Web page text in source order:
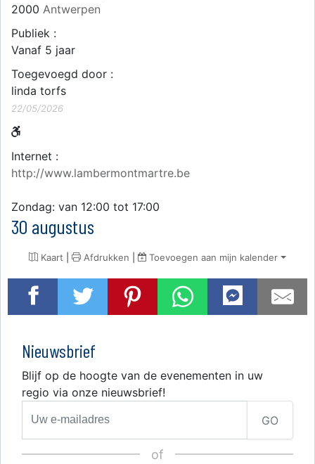
2000 Antwerpen
Publiek :
Vanaf 5 jaar
Toegevoegd door :
linda torfs
22/05/2026
Internet :
http://www.lambermontmartre.be
Zondag: van 12:00 tot 17:00
30 augustus
Kaart | Afdrukken | Toevoegen aan mijn kalender
Nieuwsbrief
Blijf op de hoogte van de evenementen in uw
regio via onze nieuwsbrief!
GO
of